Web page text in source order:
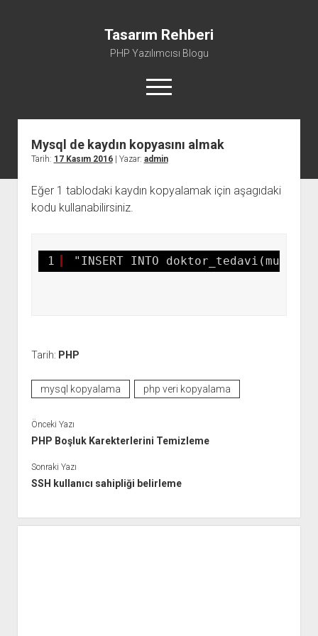
Tasarım Rehberi
PHP Yazılımcısı Blogu
menüyü
aç
Gizlilik Politikası
Mysql de kaydın kopyasını almak
Tarih: 17 Kasım 2016| Yazar: admin
Eğer 1 tablodaki kaydın kopyalamak için aşagıdaki
kodu kullanabilirsiniz.
1 "INSERT INTO
Tarih: PHP
mysql kopyalama php veri kopyalama
Önceki Yazı
PHP Boşluk Karekterlerini Temizleme
Sonraki Yazı
SSH kullanıcı sahipliği belirleme